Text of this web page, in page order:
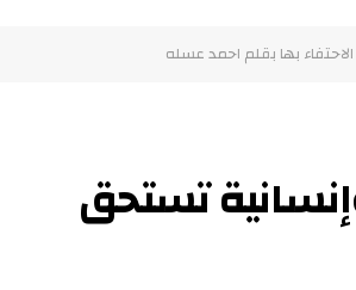
بها بقلم احمد عسله
تستحق